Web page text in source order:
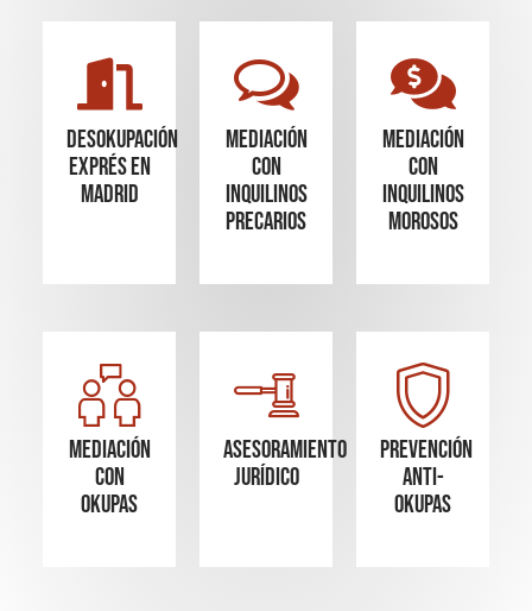
Desokupación
Exprés en
madrid
mediación
con
inquilinos
precarios
mediación
con
inquilinos
morosos
Mediación
con
okupas
Asesoramiento
Jurídico
Prevención
Anti-
Okupas